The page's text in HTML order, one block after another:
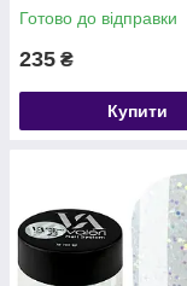
Готово до відправки
235 ₴
Купити